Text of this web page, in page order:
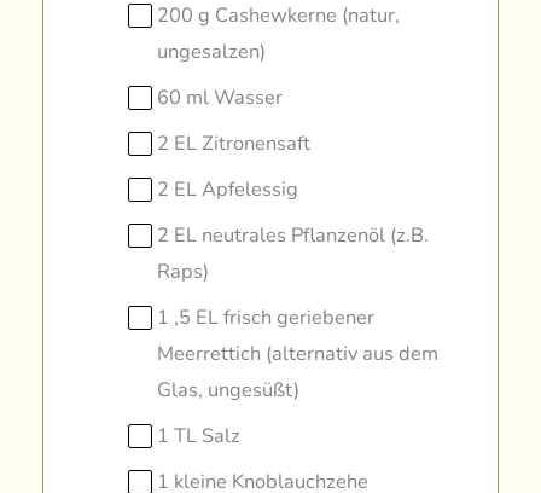
200 g Cashewkerne (natur,
ungesalzen)
60 ml Wasser
2 EL Zitronensaft
2 EL Apfelessig
2 EL neutrales Pflanzenöl (z.B.
Raps)
1 ,5 EL frisch geriebener
Meerrettich (alternativ aus dem
Glas, ungesüßt)
1 TL Salz
1 kleine Knoblauchzehe